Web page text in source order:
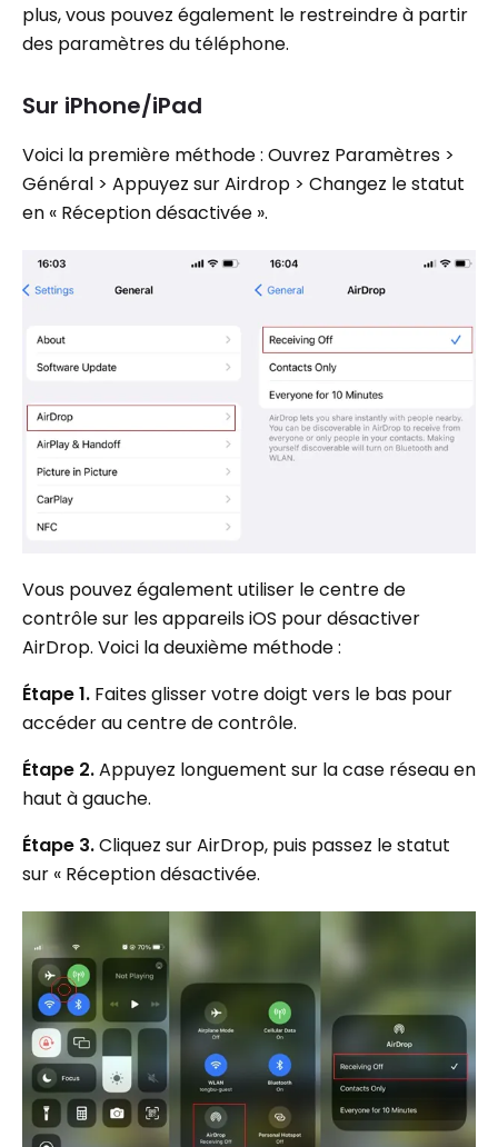
plus, vous pouvez également le restreindre à partir
des paramètres du téléphone.
Sur iPhone/iPad
Voici la première méthode : Ouvrez Paramètres >
Général > Appuyez sur Airdrop > Changez le statut
en « Réception désactivée ».
Vous pouvez également utiliser le centre de
contrôle sur les appareils iOS pour désactiver
AirDrop. Voici la deuxième méthode :
Étape 1. Faites glisser votre doigt vers le bas pour
accéder au centre de contrôle.
Étape 2.Appuyez longuement sur la case réseau en
haut à gauche.
Étape 3.Cliquez sur AirDrop, puis passez le statut
sur « Réception désactivée.